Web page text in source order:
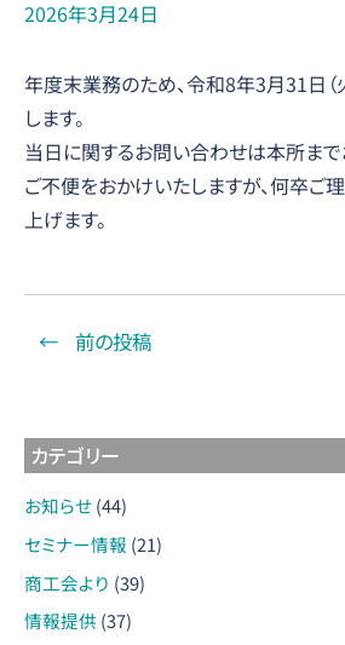
2026年3月24日
年度末業務のため、令和8年3月31日
します。
当日に関するお問い合わせは本所まで
ご不便をおかけいたしますが、何卒ご
上げます。
← 前の投稿
カテゴリー
お知らせ(44)
セミナー情報 (21)
商工会より (39)
情報提供 (37)